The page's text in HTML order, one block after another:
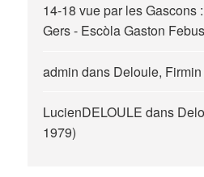
14-18 vue par les Gascons
Gers - Escòla Gaston Febus
admin dans Deloule,
LucienDELOULE dans
1979)